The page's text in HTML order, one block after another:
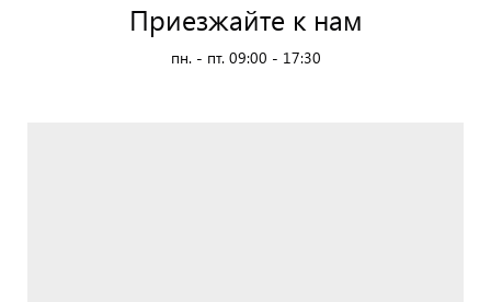
Приезжайте к нам
пн. - пт. 09:00 - 17:30